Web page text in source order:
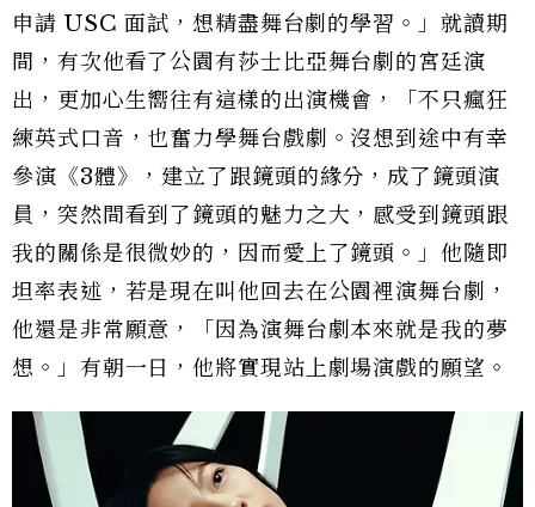
申請 USC 面試，想精盡舞台劇的學習。」就讀期
間，有次他看了公園有莎士比亞舞台劇的宮廷演
出，更加心生嚮往有這樣的出演機會，「不只瘋狂
練英式口音，也奮力學舞台戲劇。沒想到途中有幸
參演《3體》，建立了跟鏡頭的緣分，成了鏡頭演
員，突然間看到了鏡頭的魅力之大，感受到鏡頭跟
我的關係是很微妙的，因而愛上了鏡頭。」他隨即
坦率表述，若是現在叫他回去在公園裡演舞台劇，
他還是非常願意，「因為演舞台劇本來就是我的夢
想。」有朝一日，他將實現站上劇場演戲的願望。